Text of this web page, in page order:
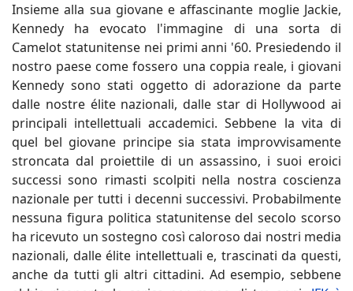
Insieme alla sua giovane e affascinante moglie Jackie,
Kennedy ha evocato l'immagine di una sorta di
Camelot statunitense nei primi anni '60. Presiedendo il
nostro paese come fossero una coppia reale, i giovani
Kennedy sono stati oggetto di adorazione da parte
dalle nostre élite nazionali, dalle star di Hollywood ai
principali intellettuali accademici. Sebbene la vita di
quel bel giovane principe sia stata improvvisamente
stroncata dal proiettile di un assassino, i suoi eroici
successi sono rimasti scolpiti nella nostra coscienza
nazionale per tutti i decenni successivi. Probabilmente
nessuna figura politica statunitense del secolo scorso
ha ricevuto un sostegno così caloroso dai nostri media
nazionali, dalle élite intellettuali e, trascinati da questi,
anche da tutti gli altri cittadini. Ad esempio, sebbene